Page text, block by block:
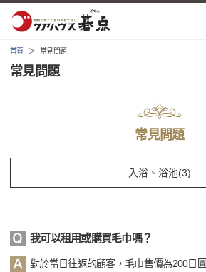
首頁 常見問題
常見問題
常見問題
我可以租用或購買毛巾嗎？
對於當日往返的顧客，毛巾售價為200日